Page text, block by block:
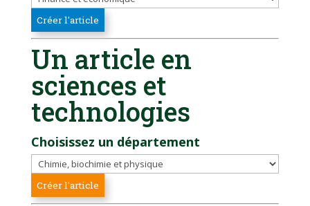
Un article en
sciences et
technologies
Choisissez un département